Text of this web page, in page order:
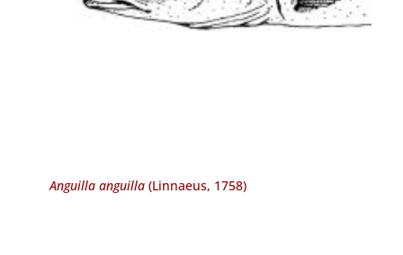
Anguilla anguilla(Linnaeus, 1758)